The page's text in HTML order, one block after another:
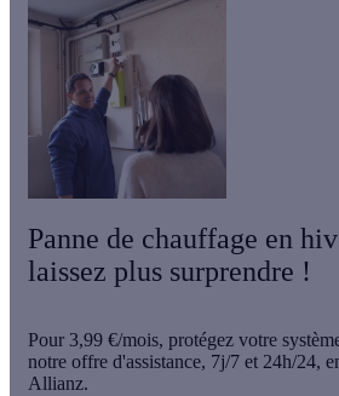
Panne de chauffage en
laissez plus surprendre !
Pour 3,99 €/mois, protégez votre
notre offre d'assistance, 7j/7 et 24h/24,
Allianz.